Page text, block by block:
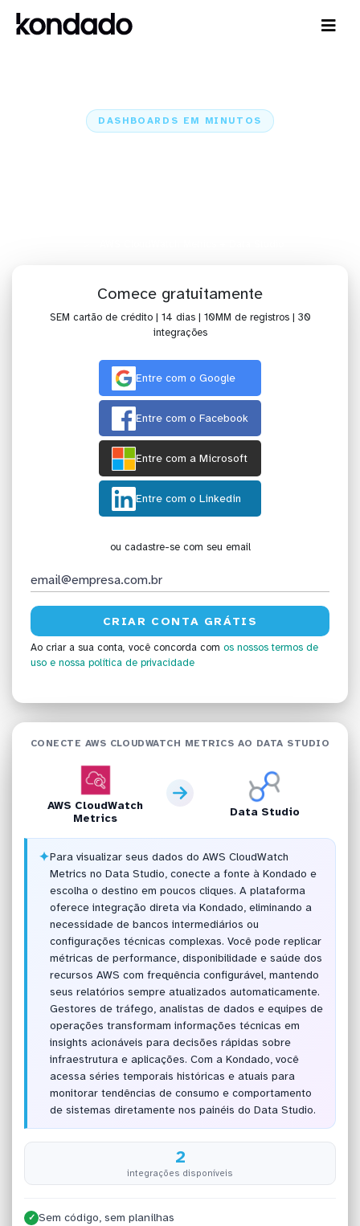
DASHBOARDS EM MINUTOS
Comece gratuitamente
SEM cartão de crédito | 14 dias | 10MM de registros | 30
integrações
Entre com o Google
Entre com o Facebook
Entre com a Microsoft
Entre com o Linkedin
ou cadastre-se com seu email
Ao criar a sua conta, você concorda com os nossos termos de
uso e nossa política de privacidade
CONECTE AWS CLOUDWATCH METRICS AO DATA STUDIO
AWS CloudWatch
Metrics
Data Studio
✦Para visualizar seus dados do AWS CloudWatch
Metrics no Data Studio, conecte a fonte à Kondado e
escolha o destino em poucos cliques. A plataforma
oferece integração direta via Kondado, eliminando a
necessidade de bancos intermediários ou
configurações técnicas complexas. Você pode replicar
métricas de performance, disponibilidade e saúde dos
recursos AWS com frequência configurável, mantendo
seus relatórios sempre atualizados automaticamente.
Gestores de tráfego, analistas de dados e equipes de
operações transformam informações técnicas em
insights acionáveis para decisões rápidas sobre
infraestrutura e aplicações. Com a Kondado, você
acessa séries temporais históricas e atuais para
monitorar tendências de consumo e comportamento
de sistemas diretamente nos painéis do Data Studio.
2
integrações disponíveis
✓ Sem código, sem planilhas